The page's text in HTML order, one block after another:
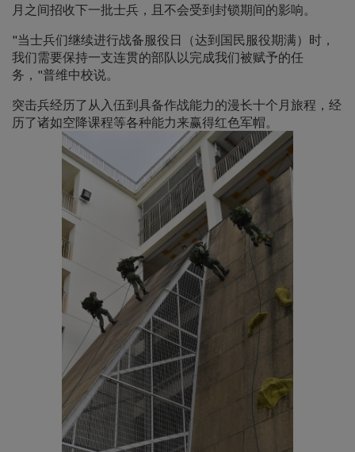
月之间招收下一批士兵，且不会受到封锁期间的影响。
"当士兵们继续进行战备服役日（达到国民服役期满）时，
我们需要保持一支连贯的部队以完成我们被赋予的任
务，"普维中校说。
突击兵经历了从入伍到具备作战能力的漫长十个月旅程，经
历了诸如空降课程等各种能力来赢得红色军帽。